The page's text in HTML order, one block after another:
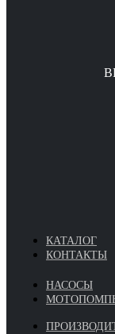
КАТАЛОГ
КОНТАКТЫ
НАСОСЫ